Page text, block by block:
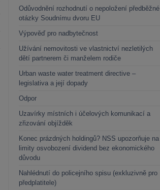
Odůvodnění rozhodnutí o nepoložení předběžné
otázky Soudnímu dvoru EU
Výpověď pro nadbytečnost
Užívání nemovitosti ve vlastnictví nezletilých
dětí partnerem či manželem rodiče
Urban waste water treatment directive –
legislativa a její dopady
Odpor
Uzavírky místních i účelových komunikací a
zřizování objížděk
Konec prázdných holdingů? NSS upozorňuje na
limity osvobození dividend bez ekonomického
důvodu
Nahlédnutí do policejního spisu (exkluzivně pro
předplatitele)